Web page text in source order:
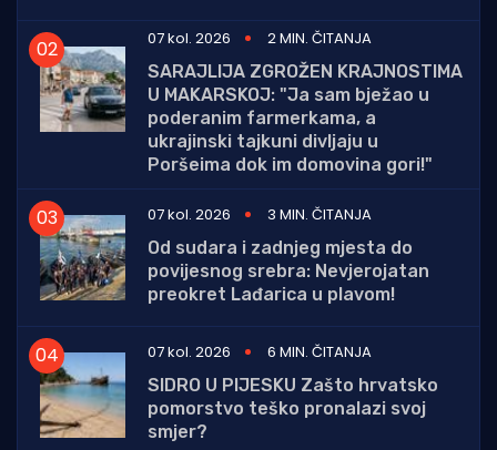
07 kol. 2026
2 MIN. ČITANJA
SARAJLIJA ZGROŽEN KRAJNOSTIMA
U MAKARSKOJ: "Ja sam bježao u
poderanim farmerkama, a
ukrajinski tajkuni divljaju u
Poršeima dok im domovina gori!"
07 kol. 2026
3 MIN. ČITANJA
Od sudara i zadnjeg mjesta do
povijesnog srebra: Nevjerojatan
preokret Lađarica u plavom!
07 kol. 2026
6 MIN. ČITANJA
SIDRO U PIJESKU Zašto hrvatsko
pomorstvo teško pronalazi svoj
smjer?